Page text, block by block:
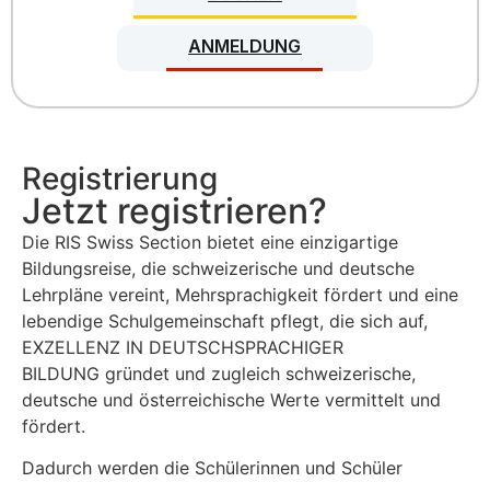
ANMELDUNG
Registrierung
Jetzt registrieren?
Die RIS Swiss Section bietet eine einzigartige
Bildungsreise, die schweizerische und deutsche
Lehrpläne vereint, Mehrsprachigkeit fördert und eine
lebendige Schulgemeinschaft pflegt, die sich auf,
EXZELLENZ IN DEUTSCHSPRACHIGER
BILDUNG gründet und zugleich schweizerische,
deutsche und österreichische Werte vermittelt und
fördert.
Dadurch werden die Schülerinnen und Schüler